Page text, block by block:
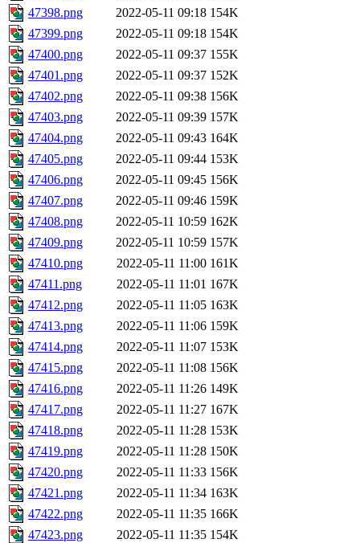
47398.png
2022-05-11 09:18 154K
47399.png
2022-05-11 09:18 154K
47400.png
2022-05-11 09:37 155K
47401.png
2022-05-11 09:37 152K
47402.png
2022-05-11 09:38 156K
47403.png
2022-05-11 09:39 157K
47404.png
2022-05-11 09:43 164K
47405.png
2022-05-11 09:44 153K
47406.png
2022-05-11 09:45 156K
47407.png
2022-05-11 09:46 159K
47408.png
2022-05-11 10:59 162K
47409.png
2022-05-11 10:59 157K
47410.png
2022-05-11 11:00 161K
47411.png
2022-05-11 11:01 167K
47412.png
2022-05-11 11:05 163K
47413.png
2022-05-11 11:06 159K
47414.png
2022-05-11 11:07 153K
47415.png
2022-05-11 11:08 156K
47416.png
2022-05-11 11:26 149K
47417.png
2022-05-11 11:27 167K
47418.png
2022-05-11 11:28 153K
47419.png
2022-05-11 11:28 150K
47420.png
2022-05-11 11:33 156K
47421.png
2022-05-11 11:34 163K
47422.png
2022-05-11 11:35 166K
47423.png
2022-05-11 11:35 154K